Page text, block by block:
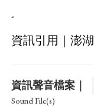
-
資訊引用｜澎
資訊聲音檔案｜
Sound File(s)